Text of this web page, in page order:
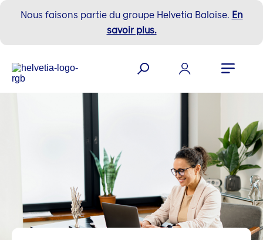
Nous faisons partie du groupe Helvetia Baloise. En
savoir plus.